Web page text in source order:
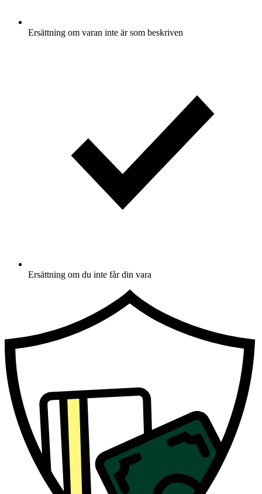
Ersättning om varan inte är som beskriven
Ersättning om du inte får din vara